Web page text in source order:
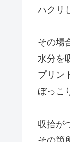
ハクリ
その場
水分を
プリン
ぼっこ
収拾が